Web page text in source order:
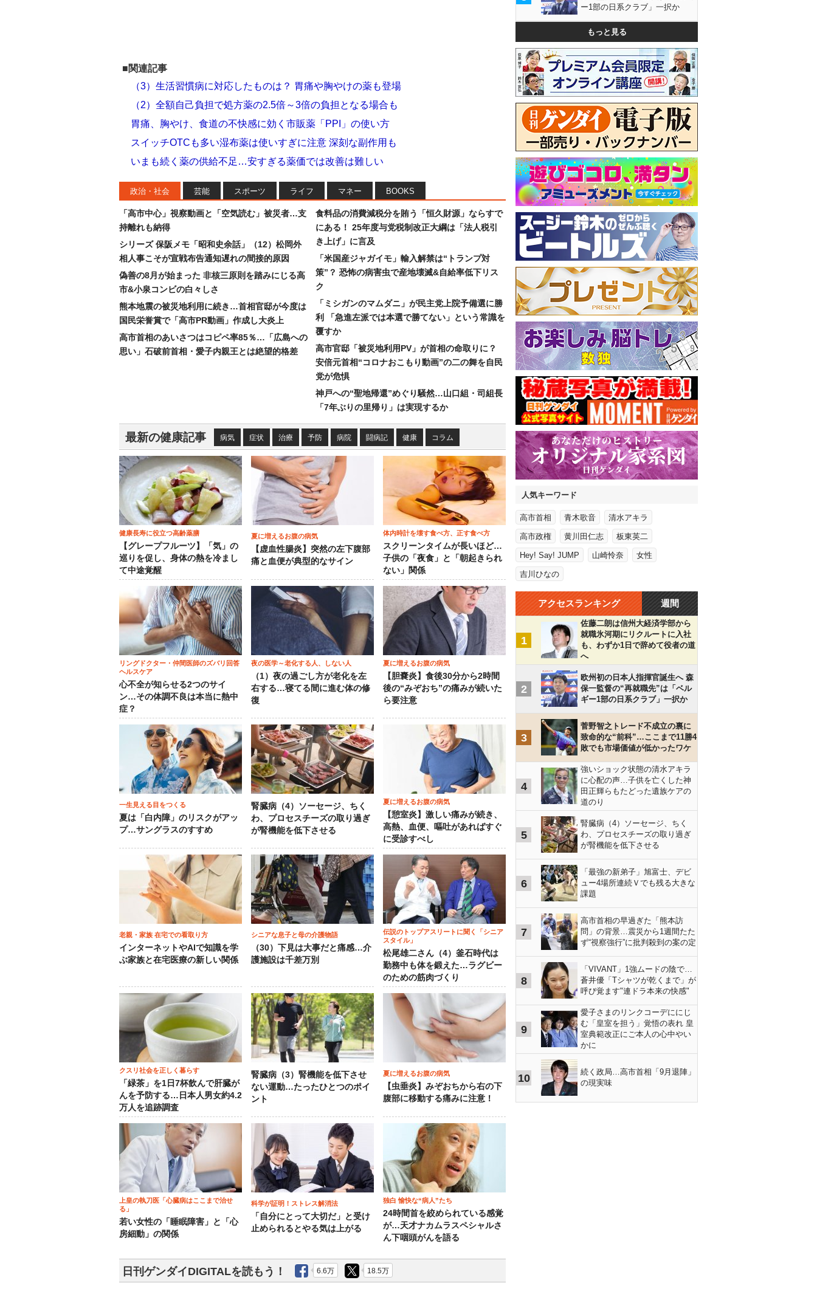
■関連記事
（3）生活習慣病に対応したものは？ 胃痛や胸やけの薬も登場
（2）全額自己負担で処方薬の2.5倍～3倍の負担となる場合も
胃痛、胸やけ、食道の不快感に効く市販薬「PPI」の使い方
スイッチOTCも多い湿布薬は使いすぎに注意 深刻な副作用も
いまも続く薬の供給不足…安すぎる薬価では改善は難しい
政治・社会 芸能 スポーツ ライフ マネー BOOKS
「高市中心」視察動画と「空気読む」被災者…支
持離れも納得
シリーズ 保阪メモ「昭和史余話」（12）松岡外
相人事こそが宣戦布告通知遅れの間接的原因
偽善の8月が始まった 非核三原則を踏みにじる高
市&小泉コンビの白々しさ
熊本地震の被災地利用に続き…首相官邸が今度は
国民栄誉賞で「高市PR動画」作成し大炎上
高市首相のあいさつはコピペ率85％…「広島への
思い」石破前首相・愛子内親王とは絶望的格差
食料品の消費減税分を賄う「恒久財源」ならすで
にある！ 25年度与党税制改正大綱は「法人税引
き上げ」に言及
「米国産ジャガイモ」輸入解禁は“トランプ対
策”？ 恐怖の病害虫で産地壊滅&自給率低下リス
ク
「ミシガンのマムダニ」が民主党上院予備選に勝
利 「急進左派では本選で勝てない」という常識を
覆すか
高市官邸「被災地利用PV」が首相の命取りに？
安倍元首相“コロナおこもり動画”の二の舞を自民
党が危惧
神戸への“聖地帰還”めぐり騒然…山口組・司組長
「7年ぶりの里帰り」は実現するか
最新の健康記事 病気 症状 治療 予防 病院 闘病記 健康 コラム
健康長寿に役立つ高齢薬膳
【グレープフルーツ】「気」の
巡りを促し、身体の熱を冷まし
て中途覚醒
夏に増えるお腹の病気
【虚血性腸炎】突然の左下腹部
痛と血便が典型的なサイン
体内時計を壊す食べ方、正す食べ方
スクリーンタイムが長いほど…
子供の「夜食」と「朝起きられ
ない」関係
リングドクター・仲間医師のズバリ回答
ヘルスケア
心不全が知らせる2つのサイ
ン…その体調不良は本当に熱中
症？
夜の医学～老化する人、しない人
（1）夜の過ごし方が老化を左
右する…寝てる間に進む体の修
復
夏に増えるお腹の病気
【胆嚢炎】食後30分から2時間
後の“みぞおち”の痛みが続いた
ら要注意
一生見える目をつくる
夏は「白内障」のリスクがアッ
プ…サングラスのすすめ
腎臓病（4）ソーセージ、ちく
わ、プロセスチーズの取り過ぎ
が腎機能を低下させる
夏に増えるお腹の病気
【憩室炎】激しい痛みが続き、
高熱、血便、嘔吐があればすぐ
に受診すべし
老親・家族 在宅での看取り方
インターネットやAIで知識を学
ぶ家族と在宅医療の新しい関係
シニアな息子と母の介護物語
（30）下見は大事だと痛感…介
護施設は千差万別
伝説のトップアスリートに聞く「シニア
スタイル」
松尾雄二さん（4）釜石時代は
勤務中も体を鍛えた…ラグビー
のための筋肉づくり
クスリ社会を正しく暮らす
「緑茶」を1日7杯飲んで肝臓が
んを予防する…日本人男女約4.2
万人を追跡調査
腎臓病（3）腎機能を低下させ
ない運動…たったひとつのポイ
ント
夏に増えるお腹の病気
【虫垂炎】みぞおちから右の下
腹部に移動する痛みに注意！
上皇の執刀医「心臓病はここまで治せ
る」
若い女性の「睡眠障害」と「心
房細動」の関係
科学が証明！ストレス解消法
「自分にとって大切だ」と受け
止められるとやる気は上がる
独白 愉快な“病人”たち
24時間首を絞められている感覚
が…天才ナカムラスペシャルさ
ん下咽頭がんを語る
日刊ゲンダイDIGITALを読もう！ 6.6万 18.5万
ー1部の日系クラブ」一択か
もっと見る
人気キーワード
高市首相 青木歌音 清水アキラ
高市政権 黄川田仁志 板東英二
Hey! Say! JUMP 山崎怜奈 女性
吉川ひなの
アクセスランキング 週間
1
佐藤二朗は信州大経済学部から
就職氷河期にリクルートに入社
も、わずか1日で辞めて役者の道
へ
2
欧州初の日本人指揮官誕生へ 森
保一監督の“再就職先”は「ベル
ギー1部の日系クラブ」一択か
3
菅野智之トレード不成立の裏に
致命的な“前科”…ここまで11勝4
敗でも市場価値が低かったワケ
4
強いショック状態の清水アキラ
に心配の声…子供を亡くした神
田正輝らもたどった遺族ケアの
道のり
5
腎臓病（4）ソーセージ、ちく
わ、プロセスチーズの取り過ぎ
が腎機能を低下させる
6
「最強の新弟子」旭富士、デビ
ュー4場所連続Ｖでも残る大きな
課題
7
高市首相の早過ぎた「熊本訪
問」の背景…震災から1週間たた
ず“視察強行”に批判殺到の案の定
8
「VIVANT」1強ムードの陰で…
蒼井優「Tシャツが乾くまで」が
呼び覚ます"連ドラ本来の快感"
9
愛子さまのリンクコーデににじ
む「皇室を担う」覚悟の表れ 皇
室典範改正にご本人の心中やい
かに
10
続く政局…高市首相「9月退陣」
の現実味